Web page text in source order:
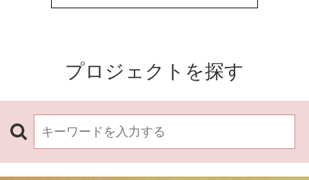
プロジェクトを探す